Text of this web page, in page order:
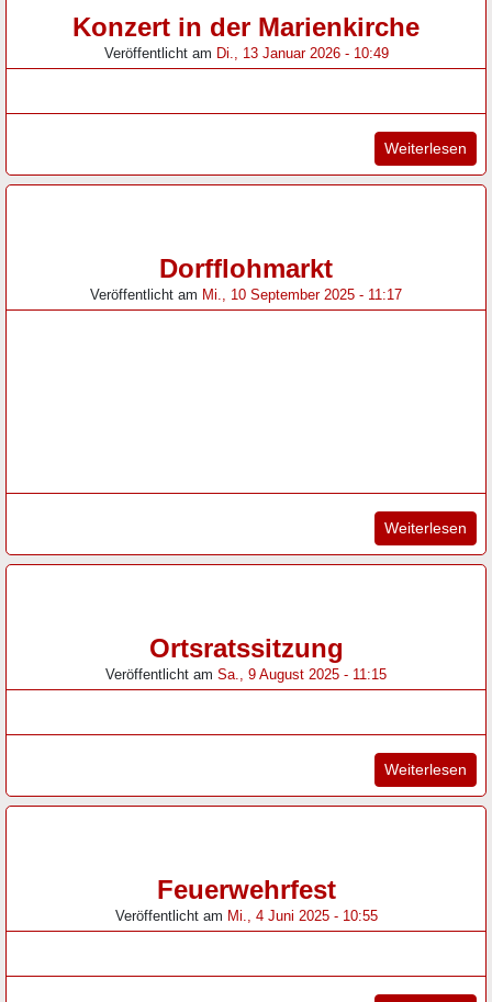
Konzert in der Marienkirche
Veröffentlicht am Di., 13 Januar 2026 - 10:49
Weiterlesen
Dorfflohmarkt
Veröffentlicht am Mi., 10 September 2025 - 11:17
Weiterlesen
Ortsratssitzung
Veröffentlicht am Sa., 9 August 2025 - 11:15
Weiterlesen
Feuerwehrfest
Veröffentlicht am Mi., 4 Juni 2025 - 10:55